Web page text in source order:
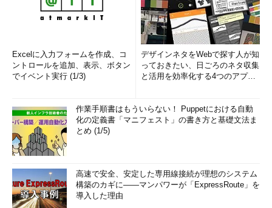
Excelに入力フォームを作成、コ
ントロールを追加、表示、ボタン
でイベント実行 (1/3)
デザインネタをWebで探す人が知
っておきたい、日ごろのネタ収集
と活用を効率化する4つのアプリ
作業手順書はもういらない！ Puppetにおける自動
化の定義書「マニフェスト」の書き方と基礎文法ま
とめ (1/5)
高速で安全、安定した専用線接続が理想のシステム
構築のカギに――マンパワーが「ExpressRoute」を
導入した理由